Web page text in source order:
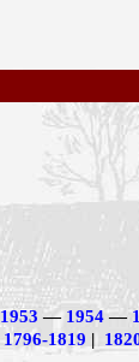
1953 — 1954—
1796-1819 |